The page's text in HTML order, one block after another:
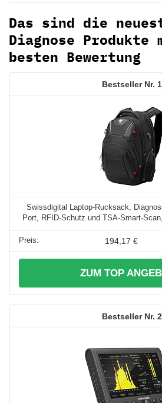
Das sind die
Diagnose Produkte
besten Bewertung
1
Swissdigital Laptop-Rucksack,
Port, RFID-Schutz und TSA-Smart-
194,17 €
ZUM TOP
2